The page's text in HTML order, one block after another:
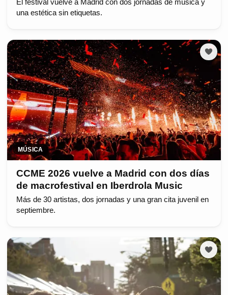
El festival vuelve a Madrid con dos jornadas de música y
una estética sin etiquetas.
MÚSICA
CCME 2026 vuelve a Madrid con dos días
de macrofestival en Iberdrola Music
Más de 30 artistas, dos jornadas y una gran cita juvenil en
septiembre.